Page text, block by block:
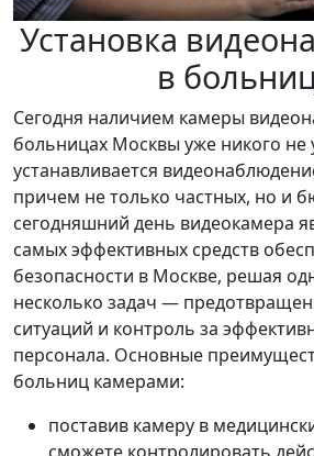
Установка
в
Сегодня наличием камеры
больницах Москвы уже никого не
устанавливается
причем не только частных, но и
сегодняшний день видеокамера
самых эффективных средств
безопасности в Москве, решая
несколько задач —
ситуаций и контроль за
персонала. Основные
больниц камерами:
поставив камеру в